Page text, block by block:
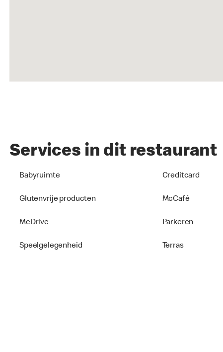
Services in dit restaurant
Babyruimte Creditcard
Glutenvrije producten McCafé
McDrive Parkeren
Speelgelegenheid Terras